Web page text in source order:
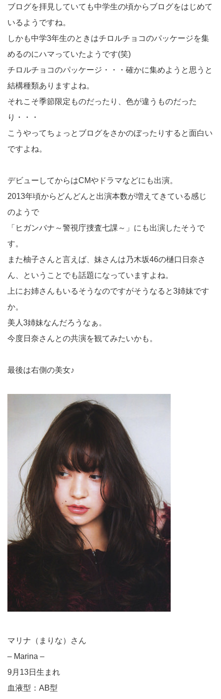
ブログを拝見していても中学生の頃からブログをはじめて
いるようですね。
しかも中学3年生のときはチロルチョコのパッケージを集
めるのにハマっていたようです(笑)
チロルチョコのパッケージ・・・確かに集めようと思うと
結構種類ありますよね。
それこそ季節限定ものだったり、色が違うものだった
り・・・
こうやってちょっとブログをさかのぼったりすると面白い
ですよね。
デビューしてからはCMやドラマなどにも出演。
2013年頃からどんどんと出演本数が増えてきている感じ
のようで
「ヒガンバナ～警視庁捜査七課～」にも出演したそうで
す。
また柚子さんと言えば、妹さんは乃木坂46の樋口日奈さ
ん、ということでも話題になっていますよね。
上にお姉さんもいるそうなのですがそうなると3姉妹です
か。
美人3姉妹なんだろうなぁ。
今度日奈さんとの共演を観てみたいかも。
最後は右側の美女♪
マリナ（まりな）さん
– Marina –
9月13日生まれ
血液型：AB型